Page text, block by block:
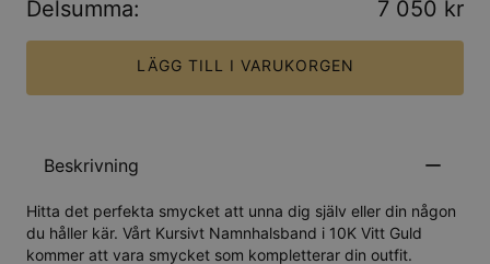
Delsumma: 7 050 kr
LÄGG TILL I VARUKORGEN
Beskrivning
Hitta det perfekta smycket att unna dig själv eller din någon
du håller kär. Vårt Kursivt Namnhalsband i 10K Vitt Guld
kommer att vara smycket som kompletterar din outfit.